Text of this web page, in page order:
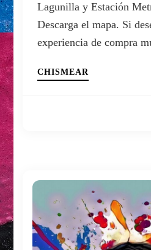
Lagunilla y Estación
Descarga el mapa. Si
experiencia de compra
CHISMEAR